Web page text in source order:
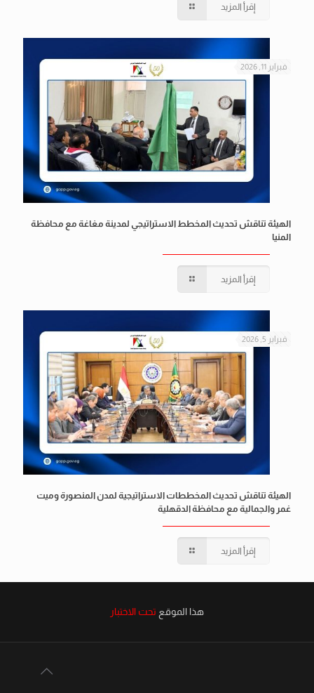
إقرأ المزيد
فبراير 11, 2026
الهيئة تناقش تحديث المخطط الاستراتيجي لمدينة مغاغة مع محافظة
المنيا
إقرأ المزيد
فبراير 5, 2026
الهيئة تناقش تحديث المخططات الاستراتيجية لمدن المنصورة وميت
غمر والجمالية مع محافظة الدقهلية
إقرأ المزيد
هذا الموقع تحت الاختبار